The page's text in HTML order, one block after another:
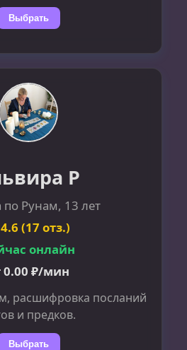
Выбрать
Р
по Рунам, 13 лет
(17 отз.)
онлайн
0.00 ₽/мин
расшифровка посланий
и предков.
Выбрать